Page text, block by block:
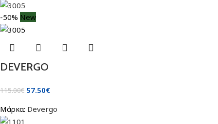
-50% New
DEVERGO
115.00€ 57.50€
Μάρκα: Devergo